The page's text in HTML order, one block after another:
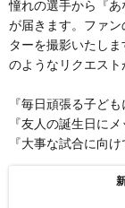
憧れの選手から『
が届きます。ファ
ターを撮影いたし
のようなリクエスト
『毎日頑張る子ど
『友人の誕生日に
『大事な試合に向